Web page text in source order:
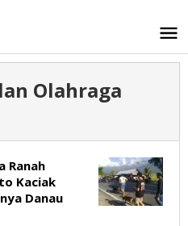
Olahraga
Ranah
Kaciak
Danau